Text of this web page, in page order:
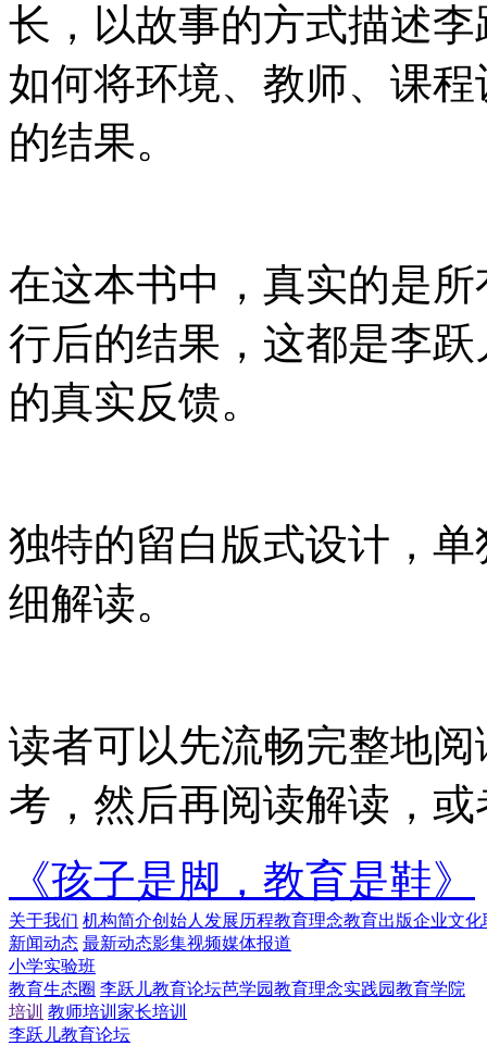
长，以故事的方式描述
如何将环境、教师、课
的结果。
在这本书中，真实的是
行后的结果，这都是李
的真实反馈。
独特的留白版式设计，
细解读。
读者可以先流畅完整地
考，然后再阅读解读，
《孩子是脚，教育是鞋》
关于我们 机构简介创始人 发展历程教育理念教育出版企业文化
新闻动态 最新动态影集视频媒体报道
小学实验班
教育生态圈 李跃儿教育论坛芭学园教育理念实践园教育学院
培训 教师培训 家长培训
李跃儿教育论坛